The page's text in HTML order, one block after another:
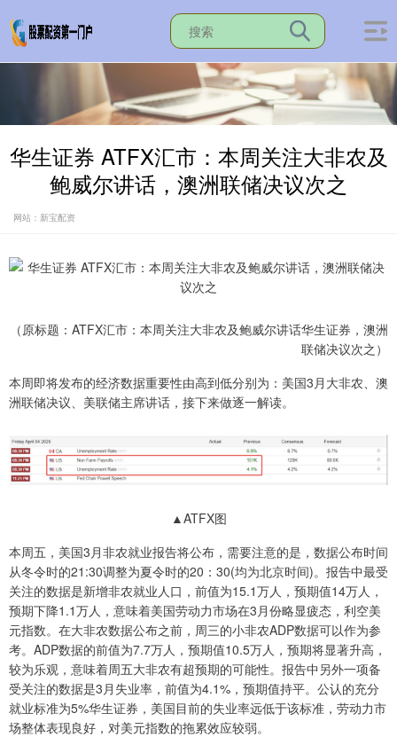
华生证券 ATFX汇市：本周关注大非农及
鲍威尔讲话，澳洲联储决议次之
网站：新宝配资
（原标题：ATFX汇市：本周关注大非农及鲍威尔讲话华生证券，澳洲
联储决议次之）
本周即将发布的经济数据重要性由高到低分别为：美国3月大非农、澳
洲联储决议、美联储主席讲话，接下来做逐一解读。
▲ATFX图
本周五，美国3月非农就业报告将公布，需要注意的是，数据公布时间
从冬令时的21:30调整为夏令时的20：30(均为北京时间)。报告中最受
关注的数据是新增非农就业人口，前值为15.1万人，预期值14万人，
预期下降1.1万人，意味着美国劳动力市场在3月份略显疲态，利空美
元指数。在大非农数据公布之前，周三的小非农ADP数据可以作为参
考。ADP数据的前值为7.7万人，预期值10.5万人，预期将显著升高，
较为乐观，意味着周五大非农有超预期的可能性。报告中另外一项备
受关注的数据是3月失业率，前值为4.1%，预期值持平。公认的充分
就业标准为5%华生证券，美国目前的失业率远低于该标准，劳动力市
场整体表现良好，对美元指数的拖累效应较弱。